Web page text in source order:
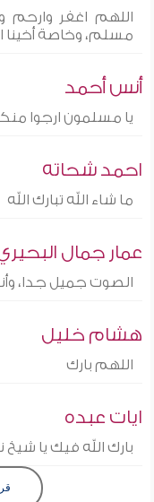
اللهم اغفر وارحم
مسلم، وخاصة أخينا
أنس أحمد
يا مسلمون ارجوا
احمد شحاته
ما شاء الله تبارك الله
عمار جمال
الصوت جميل جدا،
هشام خليل
اللهم بارك
ايات عبده
بارك الله فيك يا شيخ